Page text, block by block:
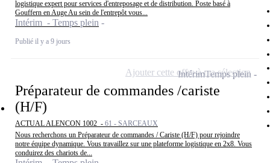
logistique expert pour services d'entreposage et de distribution. Poste basé à
Gouffern en Auge Au sein de l'entrepôt vous...
Intérim - Temps plein
Publié il y a 9 jours
Préparateur de commandes /cariste
(H/F)
ACTUAL ALENCON 1002 - 61 - SARCEAUX
Nous recherchons un Préparateur de commandes / Cariste (H/F) pour rejoindre
notre équipe dynamique. Vous travaillez sur une plateforme logistique en 2x8. Vous
conduirez des chariots de...
IntérimTemps plein
Ajouter cette offre à ma sélection